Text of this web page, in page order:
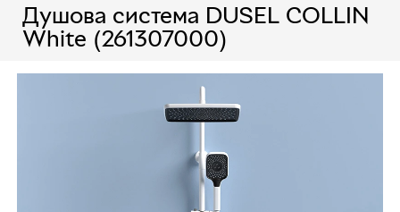
Душова система DUSEL COLLIN
White (261307000)